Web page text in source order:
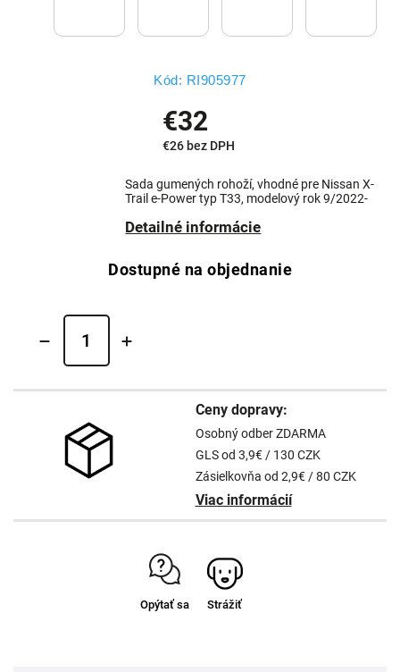
Kód: RI905977
€32
€26 bez DPH
Sada gumených rohoží, vhodné pre Nissan X-
Trail e-Power typ T33, modelový rok 9/2022-
Detailné informácie
Dostupné na objednanie
Ceny dopravy:
Osobný odber ZDARMA
GLS od 3,9€ / 130 CZK
Zásielkovňa od 2,9€ / 80 CZK
Viac informácií
Opýtať sa Strážiť